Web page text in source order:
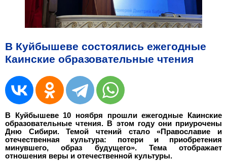
В Куйбышеве состоялись ежегодные
Каинские образовательные чтения
В Куйбышеве 10 ноября прошли ежегодные Каинские
образовательные чтения. В этом году они приурочены
Дню Сибири. Темой чтений стало «Православие и
отечественная культура: потери и приобретения
минувшего, образ будущего». Тема отображает
отношения веры и отечественной культуры.